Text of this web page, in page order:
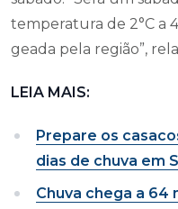
temperatura de 2°C a
geada pela região”,
LEIA MAIS:
Prepare os
dias de chuva em
Chuva chega a 64